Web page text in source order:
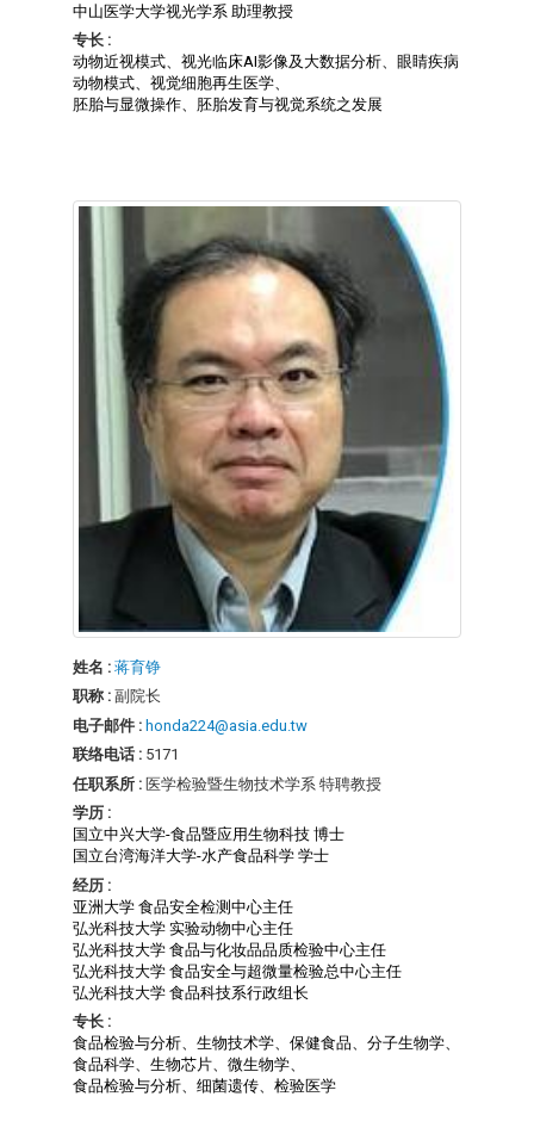
中山医学大学视光学系 助理教授
专长 :
动物近视模式、视光临床AI影像及大数据分析、眼睛疾病
动物模式、视觉细胞再生医学、
胚胎与显微操作、胚胎发育与视觉系统之发展
姓名 : 蒋育铮
职称 : 副院长
电子邮件 : honda224@asia.edu.tw
联络电话 : 5171
任职系所 : 医学检验暨生物技术学系 特聘教授
学历 :
国立中兴大学-食品暨应用生物科技 博士
国立台湾海洋大学-水产食品科学 学士
经历 :
亚洲大学 食品安全检测中心主任
弘光科技大学 实验动物中心主任
弘光科技大学 食品与化妆品品质检验中心主任
弘光科技大学 食品安全与超微量检验总中心主任
弘光科技大学 食品科技系行政组长
专长 :
食品检验与分析、生物技术学、保健食品、分子生物学、
食品科学、生物芯片、微生物学、
食品检验与分析、细菌遗传、检验医学